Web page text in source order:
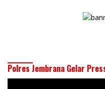
Polres Jembrana Gelar